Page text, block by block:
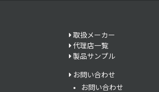
取扱メーカー
代理店一覧
製品サンプル
お問い合わせ
お問い合わせ